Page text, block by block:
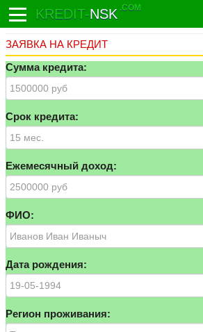
KREDIT-NSK .COM
ЗАЯВКА НА КРЕДИТ
Сумма кредита:
Срок кредита:
Ежемесячный доход:
ФИО:
Дата рождения:
Регион проживания: